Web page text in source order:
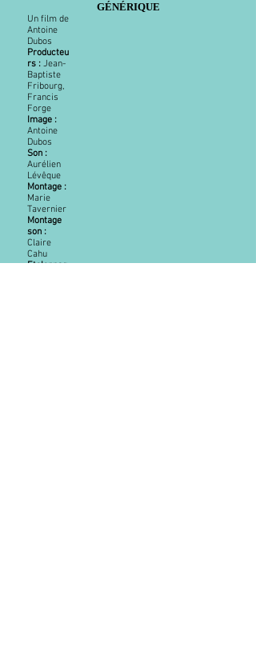
GÉNÉRIQUE
Un film de
Antoine
Dubos
Producteu
rs : Jean-
Baptiste
Fribourg,
Francis
Forge
Image :
Antoine
Dubos
Son :
Aurélien
Lévêque
Montage :
Marie
Tavernier
Montage
son :
Claire
Cahu
Etalonnag